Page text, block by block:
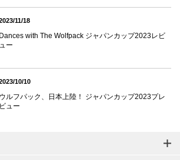
11/18
Dances with The Wolfpack ジャパンカップ2023レビ
ュー
10/10
ウルフパック、日本上陸！ ジャパンカップ2023プレ
ビュー